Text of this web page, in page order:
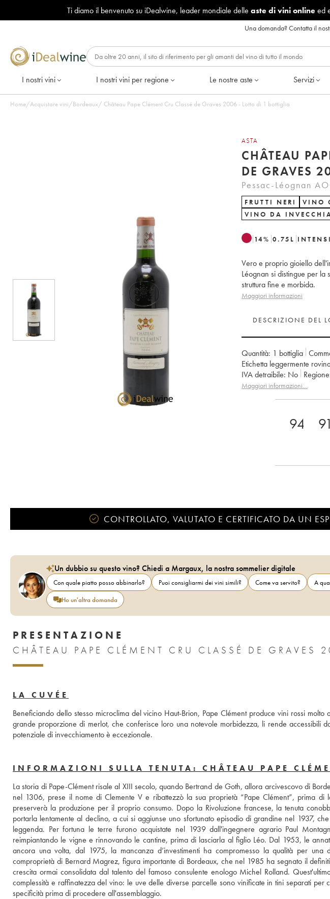
Ti diamo il benvenuto su iDealwine, leader mondiale delle aste di vini onlineed
Una domanda?Contatta il
I nostri vini I nostri vini per regione Le nostre aste Servizi
Home/Acquistare vini/Bordeaux/ Château Pape Clément Cru Classé de Graves 2006 - Lotto di 1 bottiglia
ASTA
CHÂTEAU
DE
Pessac-Léognan
FRUTTI NERI
VINO
VINO DA
14% 0.75 L
Vero e proprio gioiello
Léognan si distingue per
struttura fine e morbida.
Maggiori informazioni
DESCRIZIONE DEL
Quantità: 1 bottiglia
Etichetta leggermente
IVA detraibile:
no
Classificazione:
Cru Classé
Maggiori informazioni…
94 91
CONTROLLATO, VALUTATO E CERTIFICATO DA UN
Un dubbio su questo vino? Chiedi a Margaux, la nostra sommelier digitale
Con quale piatto posso abbinarlo? Puoi consigliarmi dei vini simili? Come va servito?
A
Ho un'altra domanda
PRESENTAZIONE
CHÂTEAU
LA CUVÉE
Beneficiando dello stesso microclima del vicino Haut-Brion, Pape Clément produce vini rossi
grande proporzione di merlot, che conferisce loro una notevole morbidezza, li rende accessibili
potenziale di invecchiamento è eccezionale.
INFORMAZIONI SULLA TENUTA: CHÂTEAU PAPE
La storia di Pape-Clément risale al XIII secolo, quando Bertrand de Goth, allora arcivescovo di
nel 1306, prese il nome di Clemente V e ribattezzò la sua proprietà “Pape Clément”, prima
preserverà la produzione per il proprio consumo. Dopo la Rivoluzione francese, la tenuta
portarla lentamente al declino, a cui si aggiunse uno sfortunato episodio di grandine nel 1937,
leggenda. Per fortuna le terre furono acquistate nel 1939 dall'ingegnere agrario Paul
reimpiantando le vigne e rinnovando le cantine, prima di lasciarla al figlio Léo. Dal 1953, le
ancora una volta, dal 1975, la mancanza d’investimenti ha compromesso la qualità per una
comproprietà di Bernard Magrez, figura importante di Bordeaux, che nel 1985 ha segnato il
crescita ormai consolidata dal talento del famoso consulente enologo Michel Rolland.
complessità e raffinatezza del vino: le uve delle diverse parcelle sono vinificate in tini separati
specificità prima di procedere all'assemblaggio.